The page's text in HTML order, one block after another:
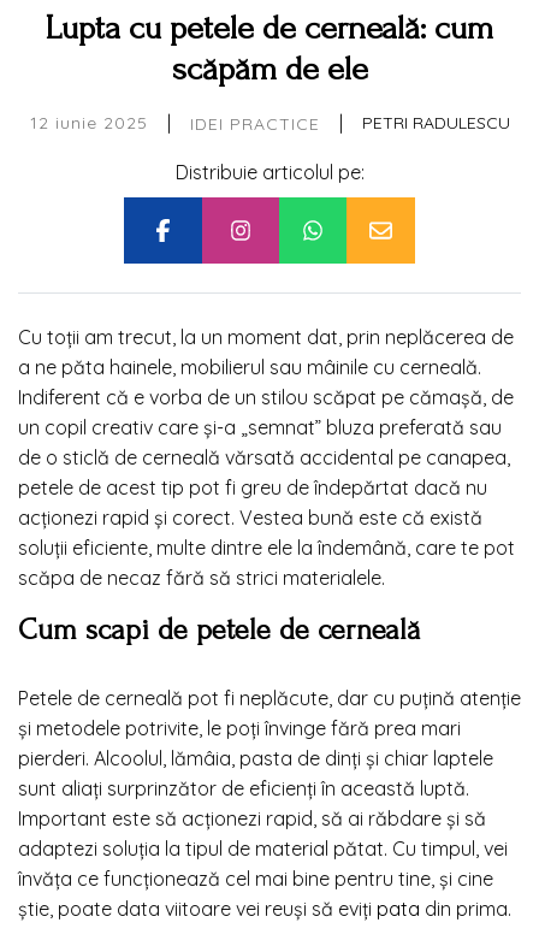
Lupta cu petele de cerneală: cum
scăpăm de ele
12 iunie 2025 | IDEI PRACTICE | PETRI RADULESCU
Distribuie articolul pe:
Cu toții am trecut, la un moment dat, prin neplăcerea de
a ne păta hainele, mobilierul sau mâinile cu cerneală.
Indiferent că e vorba de un stilou scăpat pe cămașă, de
un copil creativ care și-a „semnat” bluza preferată sau
de o sticlă de cerneală vărsată accidental pe canapea,
petele de acest tip pot fi greu de îndepărtat dacă nu
acționezi rapid și corect. Vestea bună este că există
soluții eficiente, multe dintre ele la îndemână, care te pot
scăpa de necaz fără să strici materialele.
Cum scapi de petele de cerneală
Petele de cerneală pot fi neplăcute, dar cu puțină atenție
și metodele potrivite, le poți învinge fără prea mari
pierderi. Alcoolul, lămâia, pasta de dinți și chiar laptele
sunt aliați surprinzător de eficienți în această luptă.
Important este să acționezi rapid, să ai răbdare și să
adaptezi soluția la tipul de material pătat. Cu timpul, vei
învăța ce funcționează cel mai bine pentru tine, și cine
știe, poate data viitoare vei reuși să eviți pata din prima.